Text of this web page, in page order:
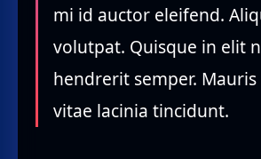
mi id auctor eleifend.
volutpat. Quisque in elit
hendrerit semper.
vitae lacinia tincidunt.